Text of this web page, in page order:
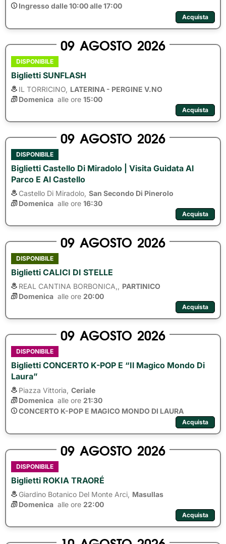
Ingresso dalle 10:00 alle 17:00
Acquista
09 AGOSTO 2026
DISPONIBILE
Biglietti SUNFLASH
IL TORRICINO, LATERINA - PERGINE V.NO
Domenica alle ore 15:00
Acquista
09 AGOSTO 2026
DISPONIBILE
Biglietti Castello Di Miradolo | Visita Guidata Al
Parco E Al Castello
Castello Di Miradolo, San Secondo Di Pinerolo
Domenica alle ore 16:30
Acquista
09 AGOSTO 2026
DISPONIBILE
Biglietti CALICI DI STELLE
REAL CANTINA BORBONICA,,
PARTINICO
Domenica alle ore 20:00
Acquista
09 AGOSTO 2026
DISPONIBILE
Biglietti CONCERTO K-POP E “Il Magico Mondo Di
Laura”
Piazza Vittoria, Ceriale
Domenica alle ore 21:30
CONCERTO K-POP E MAGICO MONDO DI LAURA
Acquista
09 AGOSTO 2026
DISPONIBILE
Biglietti ROKIA TRAORÉ
Giardino Botanico Del Monte Arci, Masullas
Domenica alle ore 22:00
Acquista